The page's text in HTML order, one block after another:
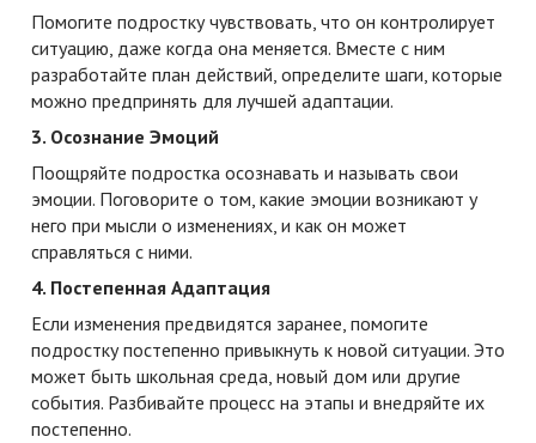
Помогите подростку чувствовать, что он контролирует
ситуацию, даже когда она меняется. Вместе с ним
разработайте план действий, определите шаги, которые
можно предпринять для лучшей адаптации.
3. Осознание Эмоций
Поощряйте подростка осознавать и называть свои
эмоции. Поговорите о том, какие эмоции возникают у
него при мысли о изменениях, и как он может
справляться с ними.
4. Постепенная Адаптация
Если изменения предвидятся заранее, помогите
подростку постепенно привыкнуть к новой ситуации. Это
может быть школьная среда, новый дом или другие
события. Разбивайте процесс на этапы и внедряйте их
постепенно.